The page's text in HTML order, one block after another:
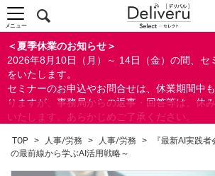
＜夏季休業のお知らせ＞
2026年8月10日（月）～ 14日（金）の間、セ
をいたします。
セミナーのお申込やお問合せは、休業期間中
りますが、事務局からの返事・回答等は、休
いたします。あらかじめご了承ください。
ができます。
メニュー
TOP > 人事/労務 > 人事/労務 >
『最新AI実践
の最前線から学ぶAI活用戦略～